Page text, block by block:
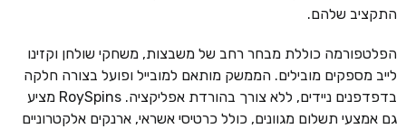
התקציב שלהם.
הפלטפורמה כוללת מבחר רחב של משבצות, משחקי שולחן וקזינו
לייב מספקים מובילים. הממשק מותאם למובייל ופועל בצורה חלקה
בדפדפנים ניידים, ללא צורך בהורדת אפליקציה. RoySpins מציע
גם אמצעי תשלום מגוונים, כולל כרטיסי אשראי, ארנקים אלקטרוניים